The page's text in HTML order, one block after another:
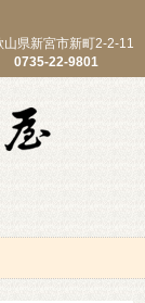
山県新宮市新町2-2-11
0735-22-9801